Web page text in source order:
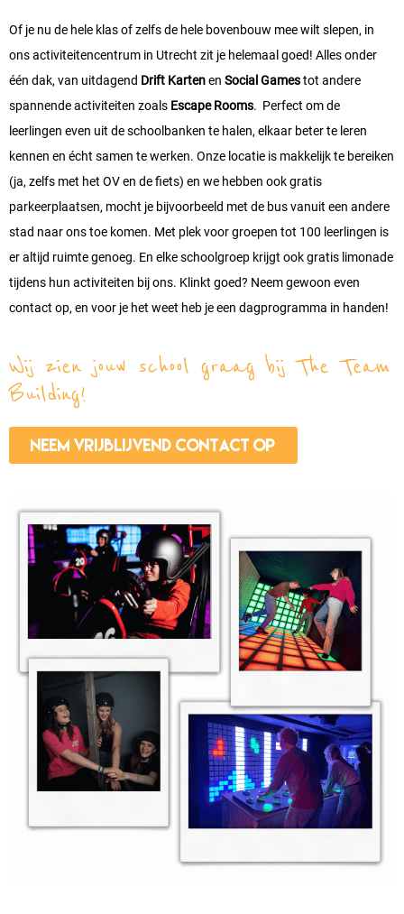
Of je nu de hele klas of zelfs de hele bovenbouw mee wilt slepen, in
ons activiteitencentrum in Utrecht zit je helemaal goed! Alles onder
één dak, van uitdagend Drift Kartenen Social Gamestot andere
spannende activiteiten zoals Escape Rooms. Perfect om de
leerlingen even uit de schoolbanken te halen, elkaar beter te leren
kennen en écht samen te werken. Onze locatie is makkelijk te bereiken
(ja, zelfs met het OV en de fiets) en we hebben ook gratis
parkeerplaatsen, mocht je bijvoorbeeld met de bus vanuit een andere
stad naar ons toe komen. Met plek voor groepen tot 100 leerlingen is
er altijd ruimte genoeg. En elke schoolgroep krijgt ook gratis limonade
tijdens hun activiteiten bij ons. Klinkt goed? Neem gewoon even
contact op, en voor je het weet heb je een dagprogramma in handen!
Wij zien jouw school graag bij The Team
Building!
Neem vrijblijvend contact op